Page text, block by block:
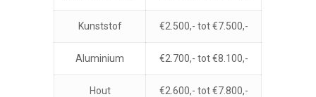
Kunststof €2.500,- tot €7.500,-
Aluminium €2.700,- tot €8.100,-
Hout €2.600,- tot €7.800,-